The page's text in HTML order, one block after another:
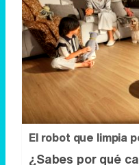
El robot que limpia
¿Sabes por qué